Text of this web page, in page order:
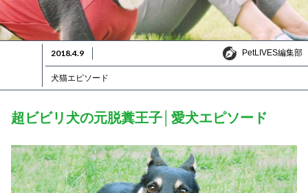
2018.4.9 PetLIVES編集部
PetLIVES編集部
犬猫エピソード
超ビビリ犬の元脱糞王子│愛犬エピソード